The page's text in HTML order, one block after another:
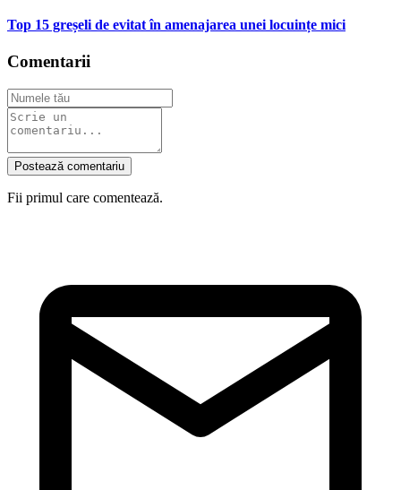
Top 15 greșeli de evitat în amenajarea unei locuințe mici
Comentarii
Postează comentariu
Fii primul care comentează.